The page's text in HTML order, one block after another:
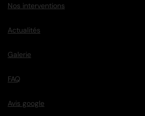
Nos interventions
Actualités
Galerie
FAQ
Avis google